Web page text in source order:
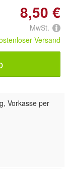
8,50 €
MwSt.
Versand
Vorkasse per